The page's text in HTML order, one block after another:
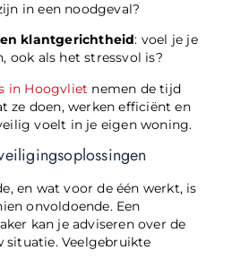
in een noodgeval?
klantgerichtheid: voel je je
ook als het stressvol is?
in Hoogvliet nemen de tijd
ze doen, werken efficiënt en
voelt in je eigen woning.
en wat voor de één werkt, is
onvoldoende. Een
kan je adviseren over de
situatie. Veelgebruikte